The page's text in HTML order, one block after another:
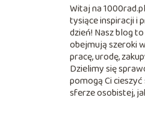
Witaj na
tysiące inspiracji i
dzień! Nasz blog
obejmują szeroki
pracę, urodę,
Dzielimy się
pomogą Ci
sferze osobistej,